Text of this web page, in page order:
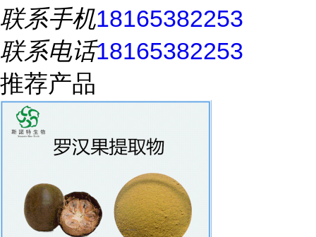
联系手机18165382253
联系电话18165382253
推荐产品